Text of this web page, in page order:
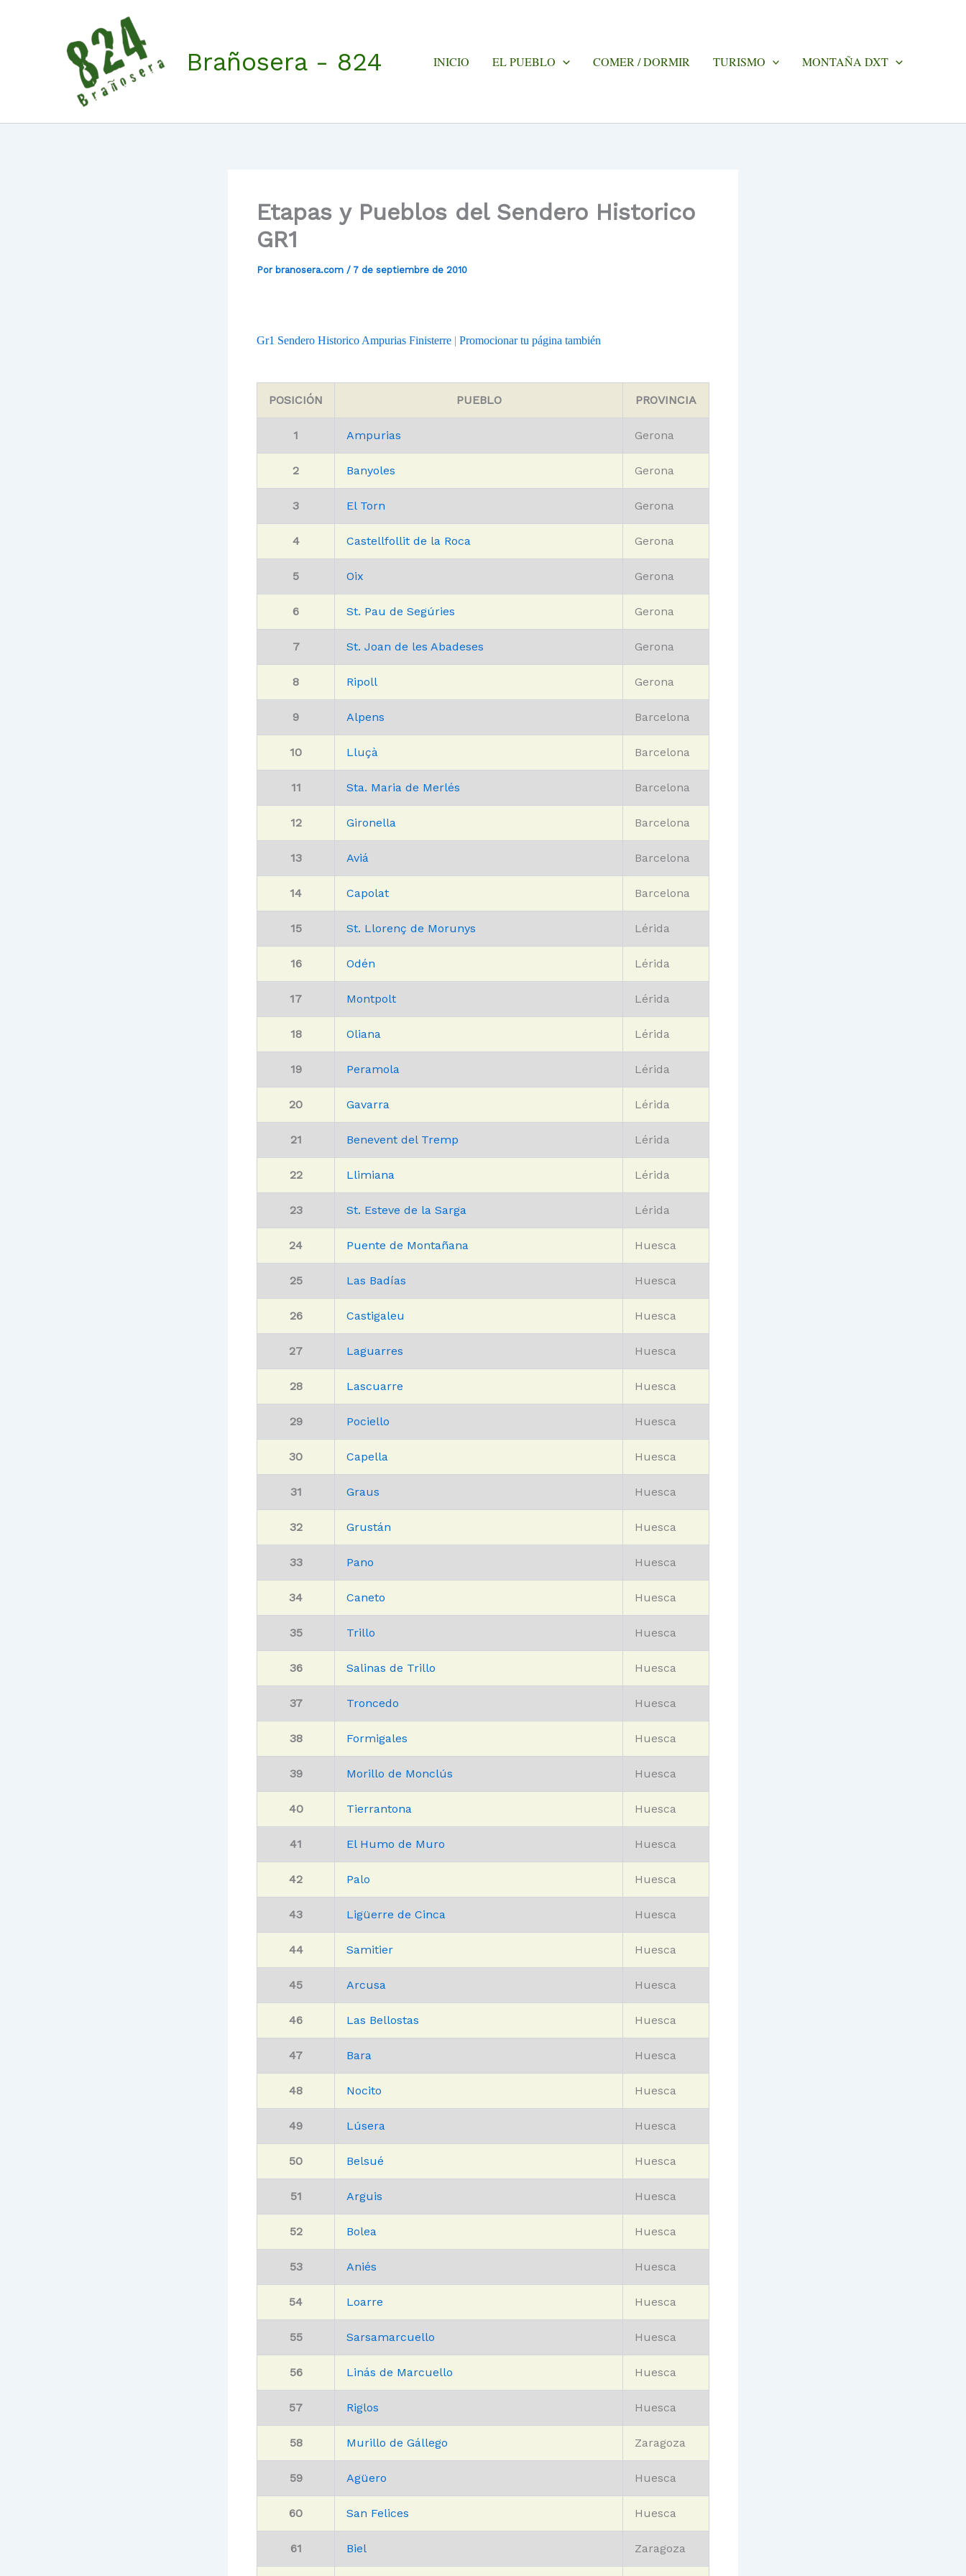
Brañosera - 824 INICIO EL PUEBLO COMER / DORMIR TURISMO MONTAÑA DXT
Etapas y Pueblos del Sendero Historico
GR1
Por branosera.com / 7 de septiembre de 2010
Gr1 Sendero Historico Ampurias Finisterre | Promocionar tu página también
POSICIÓN PUEBLO PROVINCIA
1 Ampurias Gerona
2 Banyoles Gerona
3 El Torn Gerona
4 Castellfollit de la Roca Gerona
5 Oix Gerona
6 St. Pau de Segúries Gerona
7 St. Joan de les Abadeses Gerona
8 Ripoll Gerona
9 Alpens Barcelona
10 Lluçà Barcelona
11 Sta. Maria de Merlés Barcelona
12 Gironella Barcelona
13 Aviá Barcelona
14 Capolat Barcelona
15 St. Llorenç de Morunys Lérida
16 Odén Lérida
17 Montpolt Lérida
18 Oliana Lérida
19 Peramola Lérida
20 Gavarra Lérida
21 Benevent del Tremp Lérida
22 Llimiana Lérida
23 St. Esteve de la Sarga Lérida
24 Puente de Montañana Huesca
25 Las Badías Huesca
26 Castigaleu Huesca
27 Laguarres Huesca
28 Lascuarre Huesca
29 Pociello Huesca
30 Capella Huesca
31 Graus Huesca
32 Grustán Huesca
33 Pano Huesca
34 Caneto Huesca
35 Trillo Huesca
36 Salinas de Trillo Huesca
37 Troncedo Huesca
38 Formigales Huesca
39 Morillo de Monclús Huesca
40 Tierrantona Huesca
41 El Humo de Muro Huesca
42 Palo Huesca
43 Ligüerre de Cinca Huesca
44 Samitier Huesca
45 Arcusa Huesca
46 Las Bellostas Huesca
47 Bara Huesca
48 Nocito Huesca
49 Lúsera Huesca
50 Belsué Huesca
51 Arguis Huesca
52 Bolea Huesca
53 Aniés Huesca
54 Loarre Huesca
55 Sarsamarcuello Huesca
56 Linás de Marcuello Huesca
57 Riglos Huesca
58 Murillo de Gállego Zaragoza
59 Agüero Huesca
60 San Felices Huesca
61 Biel Zaragoza